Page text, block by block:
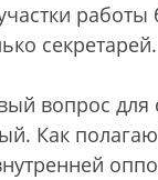
работы
секретарей.
вопрос для
Как